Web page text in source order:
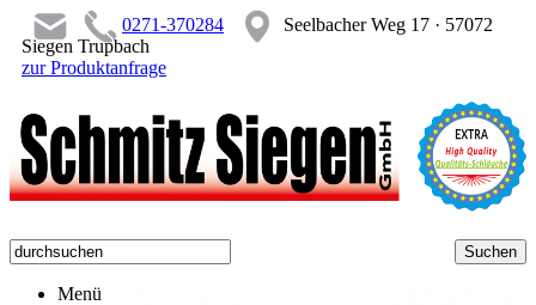
0271-370284
Seelbacher Weg 17 · 57072
Siegen Trupbach
zur Produktanfrage
Menü